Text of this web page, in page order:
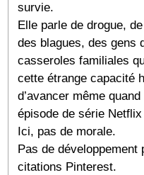
survie.
Elle parle de drogue,
des blagues, des gens
casseroles familiales
cette étrange capacité
d’avancer même
épisode de série
Ici, pas de morale.
Pas de développement
citations Pinterest.